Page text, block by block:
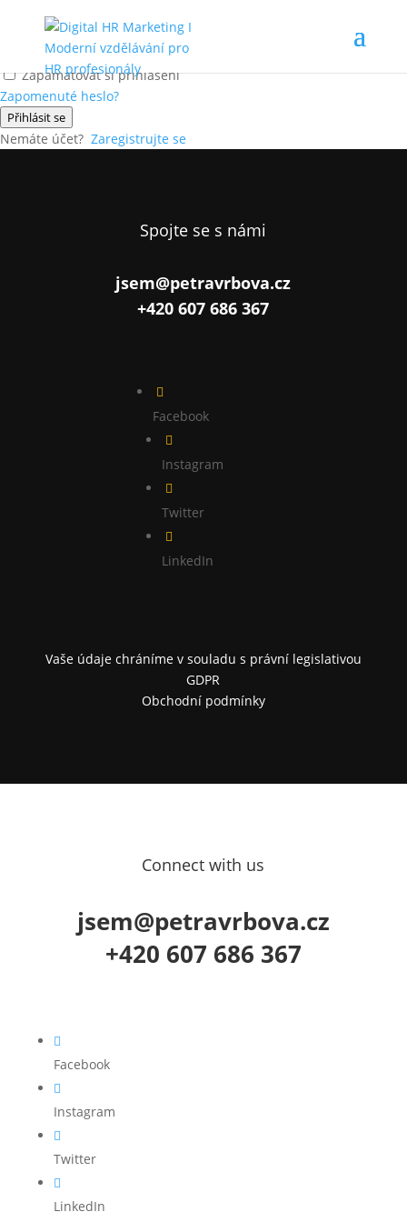
Zapamatovat si přihlášení
Zapomenuté heslo?
Přihlásit se
Nemáte účet? Zaregistrujte se
Spojte se s námi
jsem@petravrbova.cz
+420 607 686 367

Facebook

Instagram

Twitter

LinkedIn
Vaše údaje chráníme v souladu s právní legislativou
GDPR
Obchodní podmínky
Connect with us
jsem@petravrbova.cz
+420 607 686 367

Facebook

Instagram

Twitter

LinkedIn